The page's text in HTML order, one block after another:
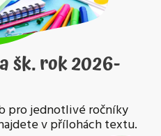
šk. rok 2026-
pro jednotlivé ročníky
v přílohách textu.